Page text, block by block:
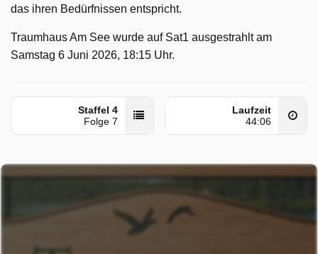
das ihren Bedürfnissen entspricht.
Traumhaus Am See wurde auf Sat1 ausgestrahlt am
Samstag 6 Juni 2026, 18:15 Uhr.
Staffel 4
Folge 7
Laufzeit
44:06